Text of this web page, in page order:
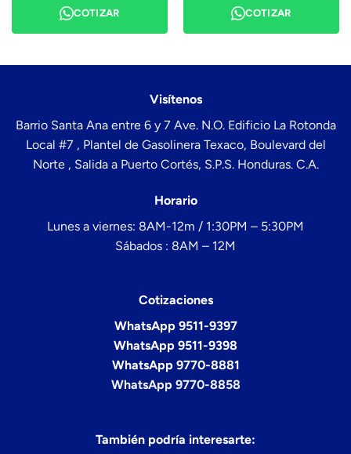
COTIZAR COTIZAR
Visítenos
Barrio Santa Ana entre 6 y 7 Ave. N.O. Edificio La Rotonda
Local #7 , Plantel de Gasolinera Texaco, Boulevard del
Norte , Salida a Puerto Cortés, S.P.S. Honduras. C.A.
Horario
Lunes a viernes: 8AM-12m / 1:30PM – 5:30PM
Sábados : 8AM – 12M
Cotizaciones
WhatsApp 9511-9397
WhatsApp 9511-9398
WhatsApp 9770-8881
WhatsApp 9770-8858
También podría interesarte: